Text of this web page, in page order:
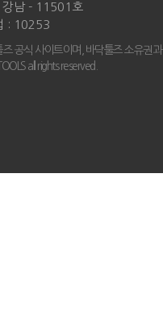
강남 - 11501호
: 10253
공식 사이트이며, 바닥툴즈 소유권
all rights reserved.